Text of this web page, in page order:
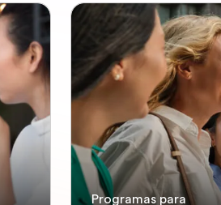
Programas para